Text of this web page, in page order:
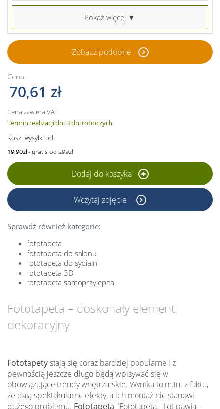
Pokaż więcej ▼
Zobacz podobne
Cena:
70,61 zł
Cena zawiera VAT
Termin realizacji do: 3 dni roboczych.
Koszt wysyłki od:
19,90zł- gratis od 299zł
Dodaj do koszyka
Wczytaj zdjęcie
Sprawdź również kategorie:
fototapeta
fototapeta do salonu
fototapeta do sypialni
fototapeta 3D
fototapeta samoprzylepna
Fototapeta – doskonały element
dekoracyjny
Fototapetystają się coraz bardziej popularne i z
pewnością jeszcze długo będą wpisywać się w
obowiązujące trendy wnętrzarskie. Wynika to m.in. z faktu,
że dają spektakularne efekty, a ich montaż nie stanowi
dużego problemu. Fototapeta "Fototapeta - Lot pawia -